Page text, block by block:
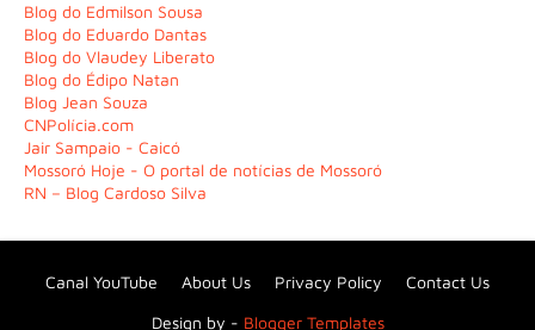
Blog do Edmilson Sousa
Blog do Eduardo Dantas
Blog do Vlaudey Liberato
Blog do Édipo Natan
Blog Jean Souza
CNPolícia.com
Jair Sampaio - Caicó
Mossoró Hoje - O portal de notícias de Mossoró
RN – Blog Cardoso Silva
Design by - Blogger Templates
Canal YouTube About Us Privacy Policy Contact Us